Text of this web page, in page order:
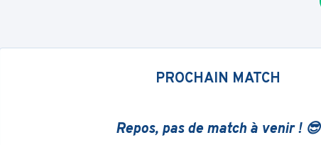
PROCHAIN MATCH
Repos, pas de match à venir ! 😎